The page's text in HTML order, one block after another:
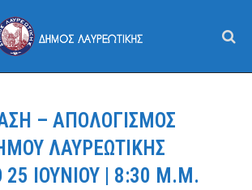
– ΑΠΟΛΟΓΙΣΜΟΣ
ΛΑΥΡΕΩΤΙΚΗΣ
ΙΟΥΝΙΟΥ | 8:30 Μ.Μ.